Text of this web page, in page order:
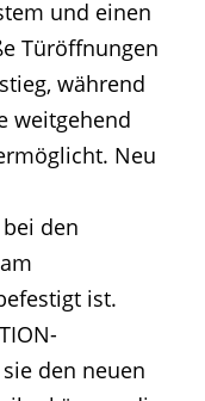
und einen
Türöffnungen
während
weitgehend
Neu
den
ist.
den neuen